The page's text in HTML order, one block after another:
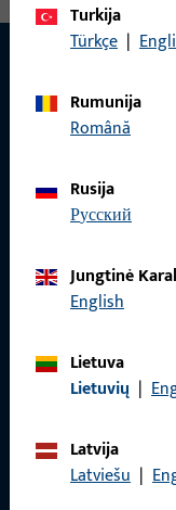
KONTAKTAS
Mūsų aptarnavimo
klausimais,
Turkija
Türkçe |
Rumunija
Română
Rusija
русский
Jungtinė
English
Lietuva
Lietuvių |
Latvija
Latviešu |